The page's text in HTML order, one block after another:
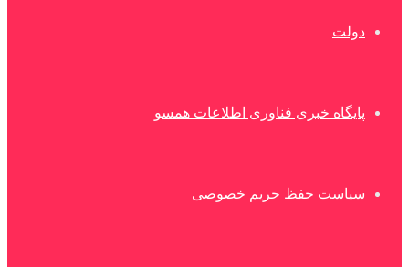
دولت
پایگاه خبری فناوری اطلاعات همسو
سیاست حفظ حریم خصوصی